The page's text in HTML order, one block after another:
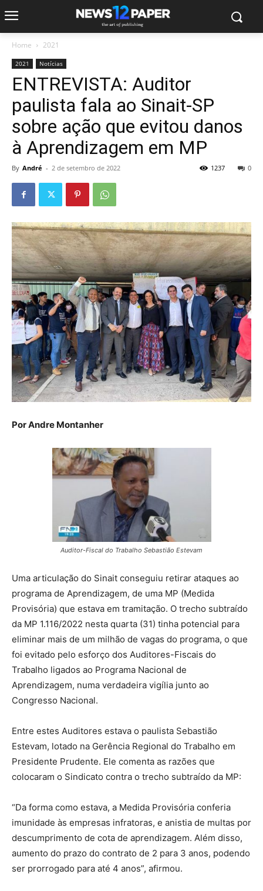
Home 2021
2021 Notícias
ENTREVISTA: Auditor
paulista fala ao Sinait-SP
sobre ação que evitou danos
à Aprendizagem em MP
By André - 2 de setembro de 2022 0
1237
Por Andre Montanher
Auditor-Fiscal do Trabalho Sebastião Estevam
Uma articulação do Sinait conseguiu retirar ataques ao
programa de Aprendizagem, de uma MP (Medida
Provisória) que estava em tramitação. O trecho subtraído
da MP 1.116/2022 nesta quarta (31) tinha potencial para
eliminar mais de um milhão de vagas do programa, o que
foi evitado pelo esforço dos Auditores-Fiscais do
Trabalho ligados ao Programa Nacional de
Aprendizagem, numa verdadeira vigília junto ao
Congresso Nacional.
Entre estes Auditores estava o paulista Sebastião
Estevam, lotado na Gerência Regional do Trabalho em
Presidente Prudente. Ele comenta as razões que
colocaram o Sindicato contra o trecho subtraído da MP:
“Da forma como estava, a Medida Provisória conferia
imunidade às empresas infratoras, e anistia de multas por
descumprimento de cota de aprendizagem. Além disso,
aumento do prazo do contrato de 2 para 3 anos, podendo
ser prorrogado para até 4 anos”, afirmou.